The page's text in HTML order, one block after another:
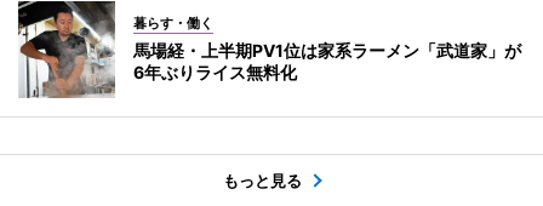
暮らす・働く
馬場経・上半期PV1位は家系ラーメン「武道家」が
6年ぶりライス無料化
もっと見る